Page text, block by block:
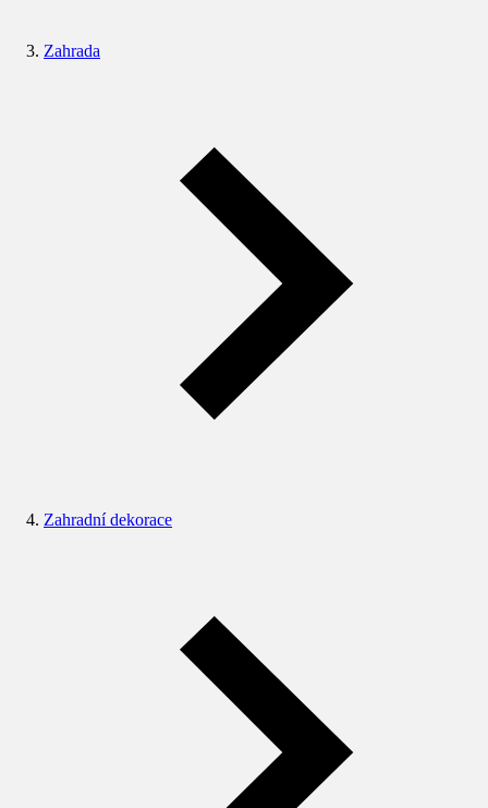
Zahrada
Zahradní dekorace